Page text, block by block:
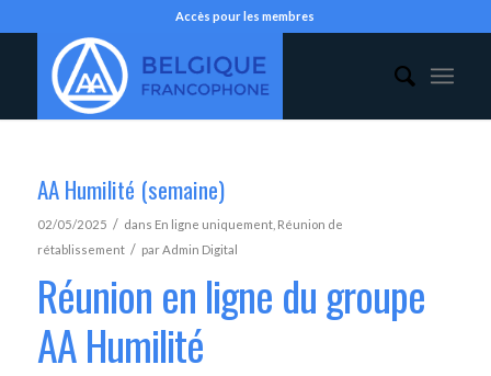
Accès pour les membres
AA Humilité (semaine)
02/05/2025 / dans En ligne uniquement, Réunion de
rétablissement / parAdmin Digital
Réunion en ligne du groupe
AA Humilité